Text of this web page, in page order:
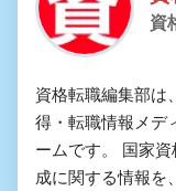
資
資格転職編集部は
得・転職情報メデ
ームです。 国家
成に関する情報を